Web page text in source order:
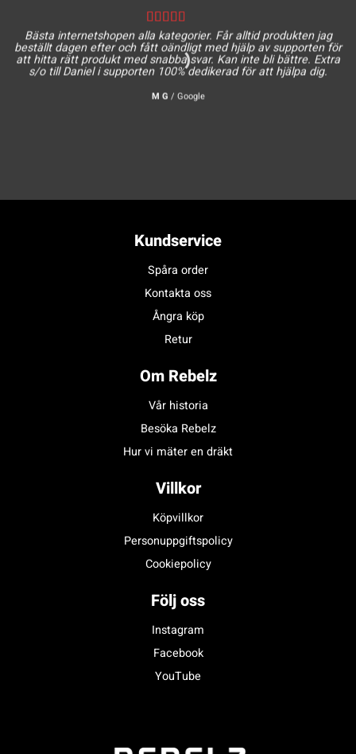
Bästa internetshopen alla kategorier. Får alltid produkten jag
beställt dagen efter och fått oändligt med hjälp av supporten för
att hitta rätt produkt med snabba svar. Kan inte bli bättre. Extra
s/o till Daniel i supporten 100% dedikerad för att hjälpa dig.
M G / Google
Kundservice
Spåra order
Kontakta oss
Ångra köp
Retur
Om Rebelz
Vår historia
Besöka Rebelz
Hur vi mäter en dräkt
Villkor
Köpvillkor
Personuppgiftspolicy
Cookiepolicy
Följ oss
Instagram
Facebook
YouTube